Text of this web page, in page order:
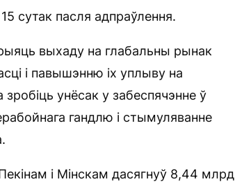
сутак пасля адпраўлення.
выхаду на глабальны рынак
і павышэнню іх уплыву на
унёсак у забеспячэнне ў
гандлю і стымуляванне
і Мінскам дасягнуў 8,44 млрд